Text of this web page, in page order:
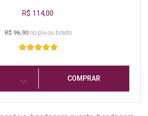
R$ 114,00
R$ 96,90no pix ou boleto
COMPRAR